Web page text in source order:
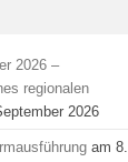
2026 –
regionalen
2026
am 8.